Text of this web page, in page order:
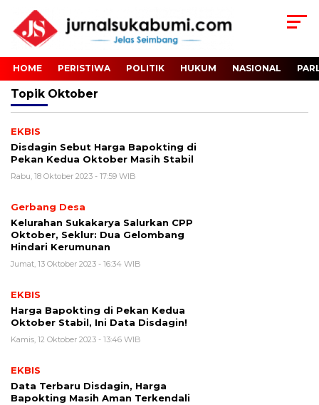
HOME PERISTIWA POLITIK HUKUM NASIONAL
Topik Oktober
EKBIS
Disdagin Sebut Harga Bapokting di
Pekan Kedua Oktober Masih Stabil
Rabu, 18 Oktober 2023 - 17:59 WIB
Gerbang Desa
Kelurahan Sukakarya Salurkan CPP
Oktober, Seklur: Dua Gelombang
Hindari Kerumunan
Jumat, 13 Oktober 2023 - 16:34 WIB
EKBIS
Harga Bapokting di Pekan Kedua
Oktober Stabil, Ini Data Disdagin!
Kamis, 12 Oktober 2023 - 13:46 WIB
EKBIS
Data Terbaru Disdagin, Harga
Bapokting Masih Aman Terkendali